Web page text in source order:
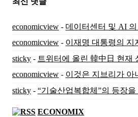
economicview - 데이터센터 및 AI
economicview - 이재명 대통령의 지
sticky - 트위터에 올린 韓中日 현재
economicview - 이것은 지브리가 아
sticky - “기술산업복합체”의 등장
ECONOMIX